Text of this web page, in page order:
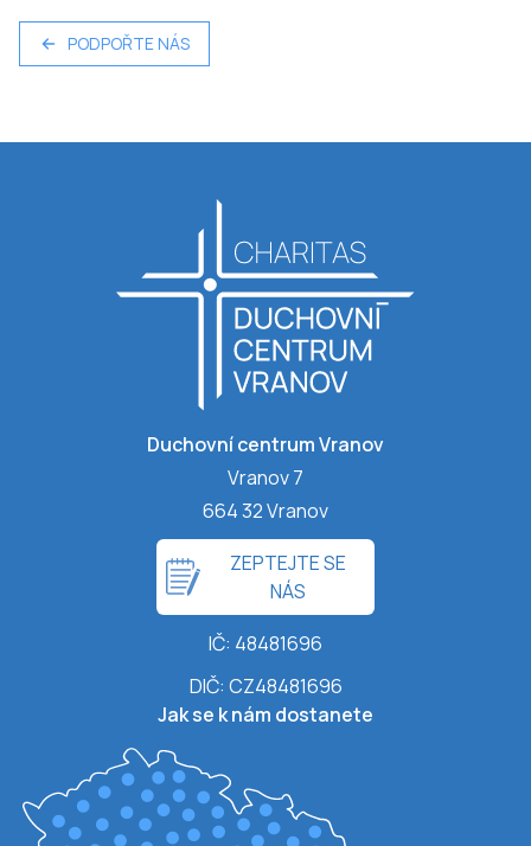
PODPOŘTE NÁS
Duchovní centrum Vranov
Vranov 7
664 32 Vranov
ZEPTEJTE SE
NÁS
IČ: 48481696
DIČ: CZ48481696
Jak se k nám dostanete